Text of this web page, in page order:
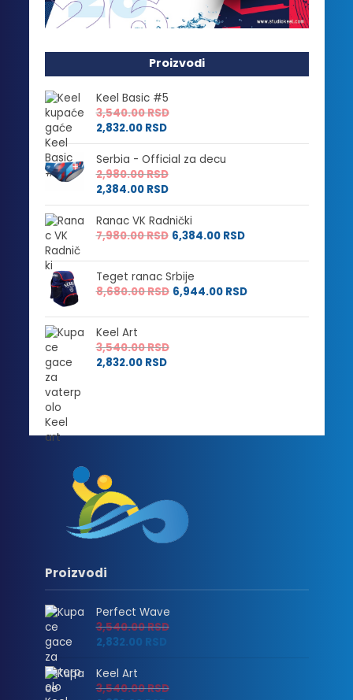
Proizvodi
Keel Basic #5
3,540.00RSD
2,832.00 RSD
Serbia - Official za decu
2,980.00RSD
2,384.00 RSD
Ranac VK Radnički
7,980.00RSD 6,384.00 RSD
Teget ranac Srbije
8,680.00RSD 6,944.00 RSD
Keel Art
3,540.00RSD
2,832.00 RSD
Proizvodi
Perfect Wave
3,540.00RSD
2,832.00 RSD
Keel Art
3,540.00RSD